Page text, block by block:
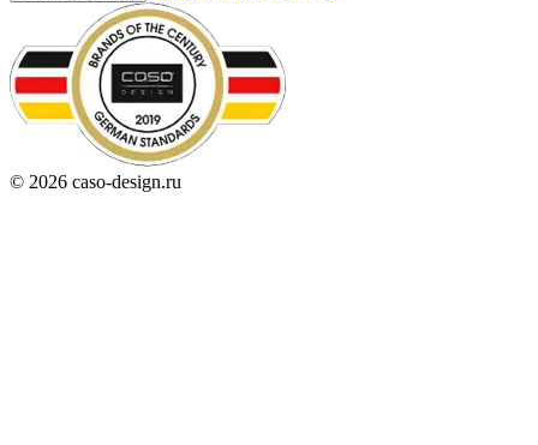
© 2026 caso-design.ru